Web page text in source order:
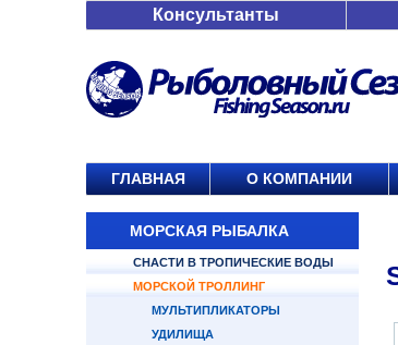
Консультанты
ГЛАВНАЯ О КОМПАНИИ
МОРСКАЯ РЫБАЛКА
СНАСТИ В ТРОПИЧЕСКИЕ ВОДЫ
МОРСКОЙ ТРОЛЛИНГ
МУЛЬТИПЛИКАТОРЫ
УДИЛИЩА